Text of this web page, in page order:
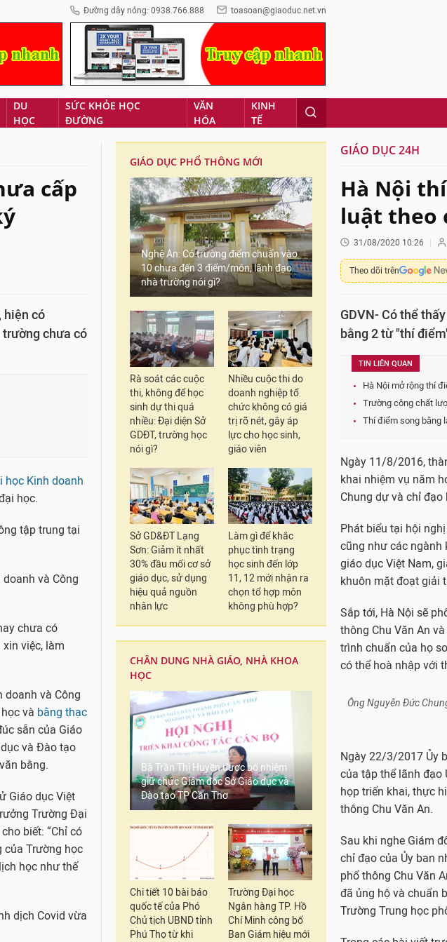
Đường dây nóng: 0938.766.888 toasoan@giaoduc.net.vn
DU
HỌC
SỨC KHỎE HỌC
ĐƯỜNG
VĂN
HÓA
KINH
TẾ
cấp
hiện có
chưa có
học Kinh doanh
học.
tập trung tại
và Công
chưa có
việc, làm
doanh và Công
và bằng thạc
sẵn của Giáo
và Đào tạo
bằng.
Giáo dục Việt
Trường Đại
biết: “Chỉ có
của Trường học
học như thế
dịch Covid vừa
GIÁO DỤC PHỔ THÔNG MỚI
Nghệ An: Có trường điểm chuẩn vào
10 chưa đến 3 điểm/môn, lãnh đạo
nhà trường nói gì?
Rà soát các cuộc
thi, không để học
sinh dự thi quá
nhiều: Đại diện Sở
GDĐT, trường học
nói gì?
Nhiều cuộc thi do
doanh nghiệp tổ
chức không có giá
trị rõ nét, gây áp
lực cho học sinh,
giáo viên
Sở GD&ĐT Lạng
Sơn: Giảm ít nhất
30% đầu mối cơ sở
giáo dục, sử dụng
hiệu quả nguồn
nhân lực
Làm gì để khắc
phục tình trạng
học sinh đến lớp
11, 12 mới nhận ra
chọn tổ hợp môn
không phù hợp?
CHÂN DUNG NHÀ GIÁO, NHÀ KHOA
HỌC
Bà Trần Thị Huyền được bổ nhiệm
giữ chức Giám đốc Sở Giáo dục và
Đào tạo TP Cần Thơ
Chi tiết 10 bài báo
quốc tế của Phó
Chủ tịch UBND tỉnh
Phú Thọ từ khi
Trường Đại học
Ngân hàng TP. Hồ
Chí Minh công bố
Ban Giám hiệu mới
GIÁO DỤC 24H
Hà Nội
luật theo
31/08/2020 10:26
Theo dõi trên
GDVN- Có thể
bằng 2 từ "thí
TIN LIÊN QUAN
Hà Nội mở rộng thí
Trường công chất
Thí điểm song bằng
Ngày 11/8/2016,
khai nhiệm vụ năm
Chung dự và chỉ
Phát biểu tại hội
cũng như các ngành
giáo dục Việt Nam,
khuôn mặt đoạt giải
Sắp tới, Hà Nội sẽ
thông Chu Văn An
trình chuẩn của họ
có thể hoà nhập với